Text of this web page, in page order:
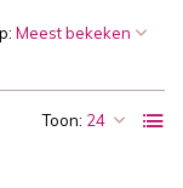
Toon: